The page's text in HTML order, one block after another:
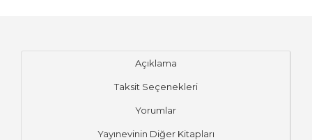
Açıklama
Taksit Seçenekleri
Yorumlar
Yayınevinin Diğer Kitapları